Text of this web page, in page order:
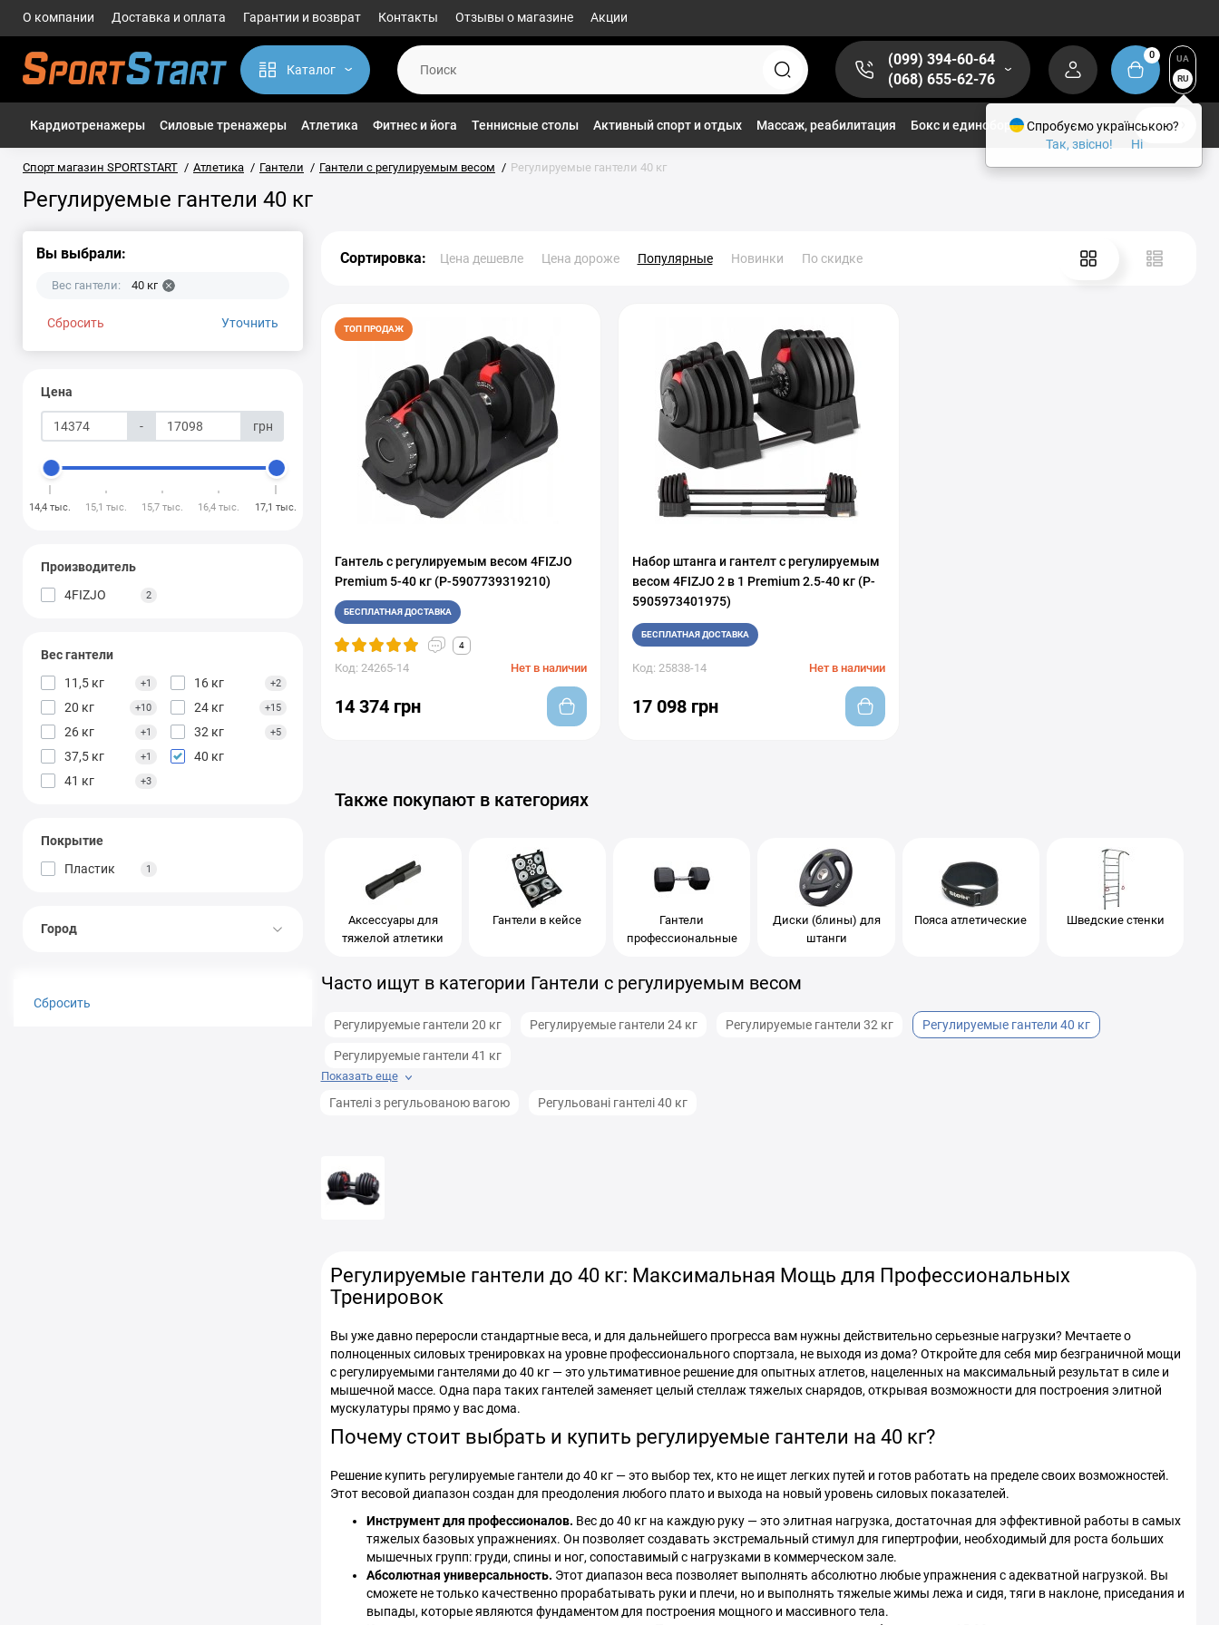
О компании Доставка и оплата Гарантии и возврат Контакты Отзывы о магазине Акции
Каталог
(099) 394-60-64
(068) 655-62-76
0
UA
RU
Кардиотренажеры Силовые тренажеры Атлетика Фитнес и йога Теннисные столы Активный спорт и отдых Массаж, реабилитация Бокс и единоборства 1/2
Спорт магазин SPORTSTART Атлетика Гантели Гантели с регулируемым весом Регулируемые гантели 40 кг
Регулируемые гантели 40 кг
Вы выбрали:
Вес гантели: 40 кг
Сбросить Уточнить
Цена
- грн
14,4 тыс. 15,1 тыс. 15,7 тыс. 16,4 тыс. 17,1 тыс.
Производитель
4FIZJO
2
Вес гантели
11,5 кг
+1 16 кг +2
20 кг +10 24 кг +15
26 кг +1 32 кг +5
37,5 кг +1
40 кг
41 кг
+3
Покрытие
Пластик
1
Город
Сбросить
Сортировка: Цена дешевле Цена дороже Популярные Новинки По скидке
ТОП ПРОДАЖ
Гантель с регулируемым весом 4FIZJO
Premium 5-40 кг (P-5907739319210)
БЕСПЛАТНАЯ ДОСТАВКА
4
Код: 24265-14 Нет в наличии
14 374 грн
Набор штанга и гантелт с регулируемым
весом 4FIZJO 2 в 1 Premium 2.5-40 кг (P-
5905973401975)
БЕСПЛАТНАЯ ДОСТАВКА
Код: 25838-14 Нет в наличии
17 098 грн
Также покупают в категориях
Аксессуары для
тяжелой атлетики
Гантели в кейсе
Гантели
профессиональные
Диски (блины) для
штанги
Пояса атлетические Шведские стенки
Часто ищут в категории Гантели с регулируемым весом
Регулируемые гантели 20 кг Регулируемые гантели 24 кг Регулируемые гантели 32 кг Регулируемые гантели 40 кг
Регулируемые гантели 41 кг
Показать еще
Гантелі з регульованою вагою Регульовані гантелі 40 кг
Регулируемые гантели до 40 кг: Максимальная Мощь для Профессиональных
Тренировок
Вы уже давно переросли стандартные веса, и для дальнейшего прогресса вам нужны действительно серьезные нагрузки? Мечтаете о
полноценных силовых тренировках на уровне профессионального спортзала, не выходя из дома? Откройте для себя мир безграничной мощи
с регулируемыми гантелями до 40 кг — это ультимативное решение для опытных атлетов, нацеленных на максимальный результат в силе и
мышечной массе. Одна пара таких гантелей заменяет целый стеллаж тяжелых снарядов, открывая возможности для построения элитной
мускулатуры прямо у вас дома.
Почему стоит выбрать и купить регулируемые гантели на 40 кг?
Решение купить регулируемые гантели до 40 кг — это выбор тех, кто не ищет легких путей и готов работать на пределе своих возможностей.
Этот весовой диапазон создан для преодоления любого плато и выхода на новый уровень силовых показателей.
Инструмент для профессионалов. Вес до 40 кг на каждую руку — это элитная нагрузка, достаточная для эффективной работы в самых
тяжелых базовых упражнениях. Он позволяет создавать экстремальный стимул для гипертрофии, необходимый для роста больших
мышечных групп: груди, спины и ног, сопоставимый с нагрузками в коммерческом зале.
Абсолютная универсальность. Этот диапазон веса позволяет выполнять абсолютно любые упражнения с адекватной нагрузкой. Вы
сможете не только качественно прорабатывать руки и плечи, но и выполнять тяжелые жимы лежа и сидя, тяги в наклоне, приседания и
выпады, которые являются фундаментом для построения мощного и массивного тела.
Спробуємо українською?
Так, звісно!
Ні